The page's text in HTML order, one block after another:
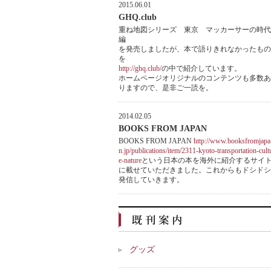
2015.06.01
GHQ.club
重ね地図シリーズ 東京 マッカーサーの時代
編
を発売しましたが、本で語りきれなかったもの
を
http://ghq.club/の中で紹介しています。
ホームページオリジナルのコンテンツも多数あ
りますので、是非ご一読を。
2014.02.05
BOOKS FROM JAPAN
BOOKS FROM JAPAN http://www.booksfromjapa
n.jp/publications/item/2311-kyoto-transportation-
e-natureという日本の本を海外に紹介するサイ
に載せていただきました。これからもドシドシ
発信していきます。
グッズ